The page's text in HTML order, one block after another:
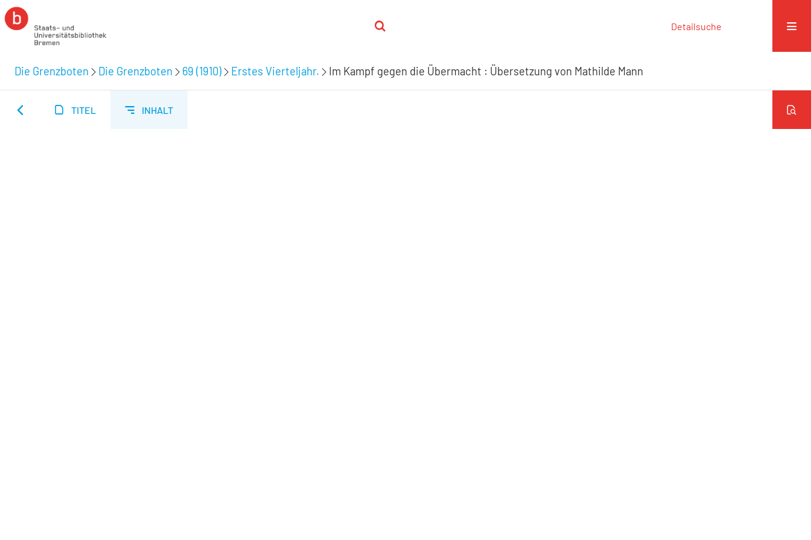
Detailsuche
Die Grenzboten Die Grenzboten 69 (1910) Erstes Vierteljahr. Im Kampf gegen die Übermacht : Übersetzung von Mathilde Mann
TITEL INHALT